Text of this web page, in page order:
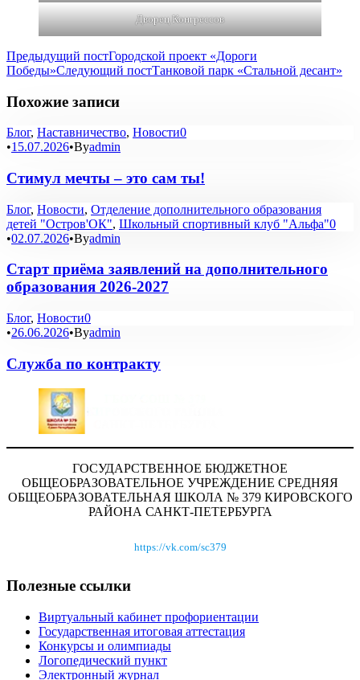
Дворец Конгрессов
Предыдущий постГородской проект «Дороги
Победы»Следующий постТанковой парк «Стальной десант»
Похожие записи
Блог, Наставничество, Новости0
•15.07.2026•Byadmin
Стимул мечты – это сам ты!
Блог, Новости, Отделение дополнительного образования
детей "Остров'ОК", Школьный спортивный клуб "Альфа"0
•02.07.2026•Byadmin
Старт приёма заявлений на дополнительного
образования 2026-2027
Блог, Новости0
•26.06.2026•Byadmin
Служба по контракту
ГОСУДАРСТВЕННОЕ БЮДЖЕТНОЕ
ОБЩЕОБРАЗОВАТЕЛЬНОЕ УЧРЕЖДЕНИЕ СРЕДНЯЯ
ОБЩЕОБРАЗОВАТЕЛЬНАЯ ШКОЛА № 379 КИРОВСКОГО
РАЙОНА САНКТ-ПЕТЕРБУРГА
https://vk.com/sc379
Полезные ссылки
Виртуальный кабинет профориентации
Государственная итоговая аттестация
Конкурсы и олимпиады
Логопедический пункт
Электронный журнал